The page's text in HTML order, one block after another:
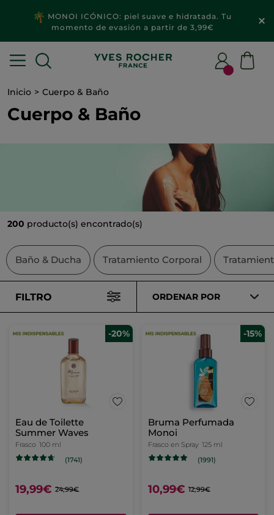
2x1 MAQUILLAJE & ACCESORIOS​
Inicio Cuerpo & Baño
Cuerpo & Baño
200 producto(s) encontrado(s)
Baño & Ducha Tratamiento Corporal
FILTRO ORDENAR POR
-20%
Eau de Toilette
Summer Waves
Frasco 100 ml
(1741)
19,99€ 24,99€
-15%
Bruma Perfumada
Monoi
Frasco en Spray 125 ml
(1991)
10,99€ 12,99€